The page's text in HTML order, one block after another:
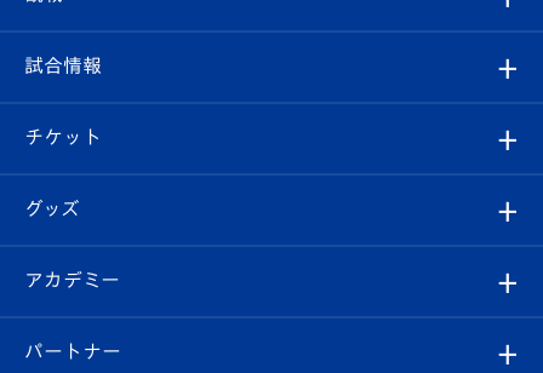
クラブ
試合情報
チケット
イベント
メディア
クラブ概要
エンブレム紹介
スタッフプロフィール
マスコット紹介
観戦ルール
はじめての観戦ガイド
Revive Team
ヴィヴィくんの長崎おもてなしガイド
試合情報
試合日程/結果
フォトギャラリー
スタジアムグルメ
チケット
チケット
V-LOVERS（ファンクラブ）
グッズ
オンラインショップ
アカデミー
育成からのお知らせ
パートナー